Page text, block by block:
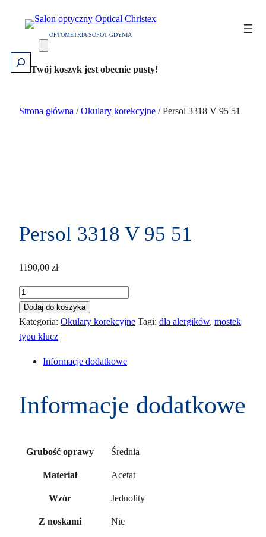
OPTOMETRIA SOPOT GDYNIA
Szukaj
Twój koszyk jest obecnie pusty!
Strona główna /Okulary korekcyjne / Persol 3318 V 95 51
Persol 3318 V 95 51
1190,00 zł
ilość
Persol
3318
V
Dodaj do koszyka
Kategoria: Okulary korekcyjne Tagi: dla alergików, mostek
typu klucz
Informacje dodatkowe
Informacje dodatkowe
Grubość oprawy Średnia
Materiał Acetat
Wzór Jednolity
Z noskami Nie